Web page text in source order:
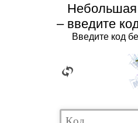
Небольшая
– введите
Введите код